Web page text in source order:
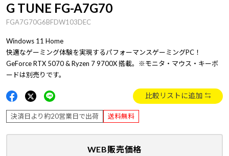
G TUNE FG-A7G70
FGA7G70G6BFDW103DEC
Windows 11 Home
快適なゲーミング体験を実現するパフォーマンスゲーミングPC！
GeForce RTX 5070 & Ryzen 7 9700X 搭載。※モニタ・マウス・キーボ
ードは別売りです。
比較リストに追加
決済日より約20営業日で出荷 送料無料
WEB販売価格